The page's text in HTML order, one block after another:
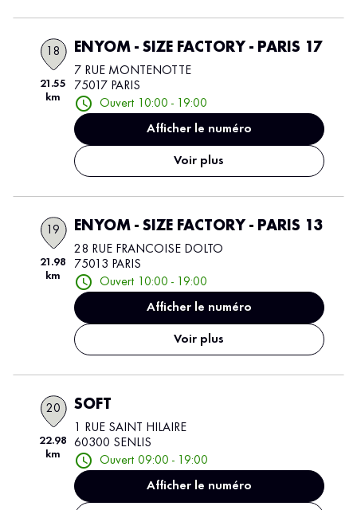
18
21.55
km
ENYOM - SIZE FACTORY - PARIS 17
7 RUE MONTENOTTE
75017 PARIS
Ouvert 10:00 - 19:00
Afficher le numéro
Voir plus
19
21.98
km
ENYOM - SIZE FACTORY - PARIS 13
28 RUE FRANCOISE DOLTO
75013 PARIS
Ouvert 10:00 - 19:00
Afficher le numéro
Voir plus
20
22.98
km
SOFT
1 RUE SAINT HILAIRE
60300 SENLIS
Ouvert 09:00 - 19:00
Afficher le numéro